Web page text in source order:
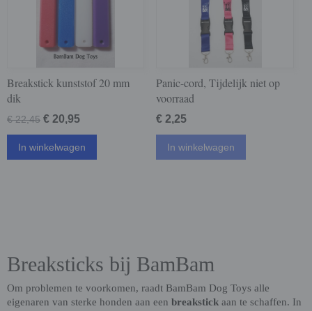
Breakstick kunststof 20 mm
dik
€ 22,45 € 20,95
In winkelwagen
Panic-cord, Tijdelijk niet op
voorraad
€ 2,25
In winkelwagen
Breaksticks bij BamBam
Om problemen te voorkomen, raadt BamBam Dog Toys alle
eigenaren van sterke honden aan een breakstick aan te schaffen. In